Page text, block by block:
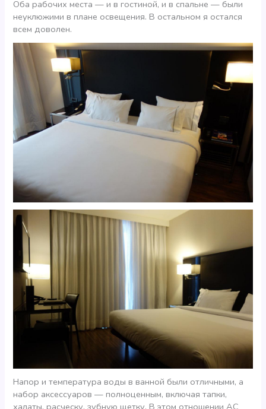
Оба рабочих места — и в гостиной, и в спальне — были
неуклюжими в плане освещения. В остальном я остался
всем доволен.
Напор и температура воды в ванной были отличными, а
набор аксессуаров — полноценным, включая тапки,